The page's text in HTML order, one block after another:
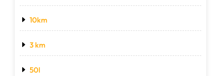
10km
3 km
50l